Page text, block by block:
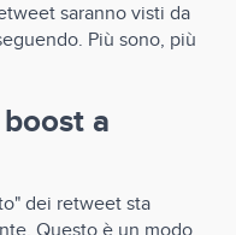
saranno visti da
Più sono, più
a
dei retweet sta
Questo è un modo